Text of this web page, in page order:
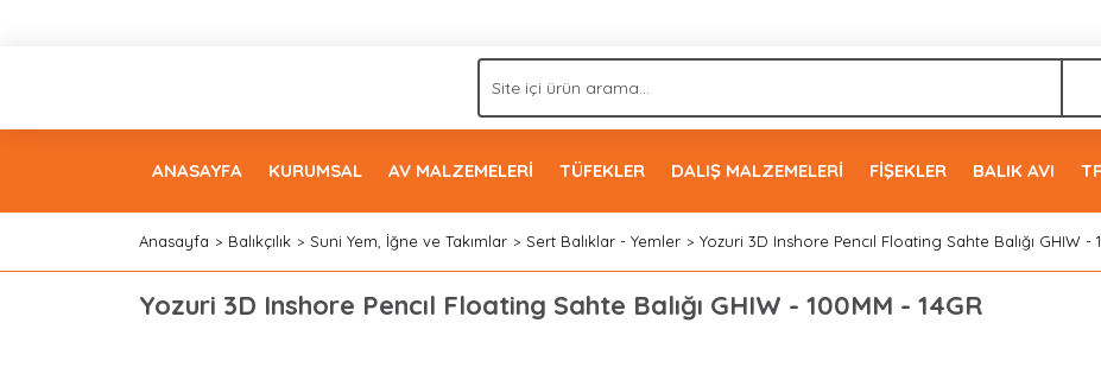
ANASAYFA KURUMSAL AV MALZEMELERİ TÜFEKLER DALIŞ MALZEMELERİ FİŞEKLER BALIK AVI
Anasayfa Balıkçılık Suni Yem, İğne ve Takımlar Sert Balıklar - Yemler Yozuri 3D Inshore Pencıl Floating Sahte Balığı GHIW -
Yozuri 3D Inshore Pencıl Floating Sahte Balığı GHIW - 100MM - 14GR